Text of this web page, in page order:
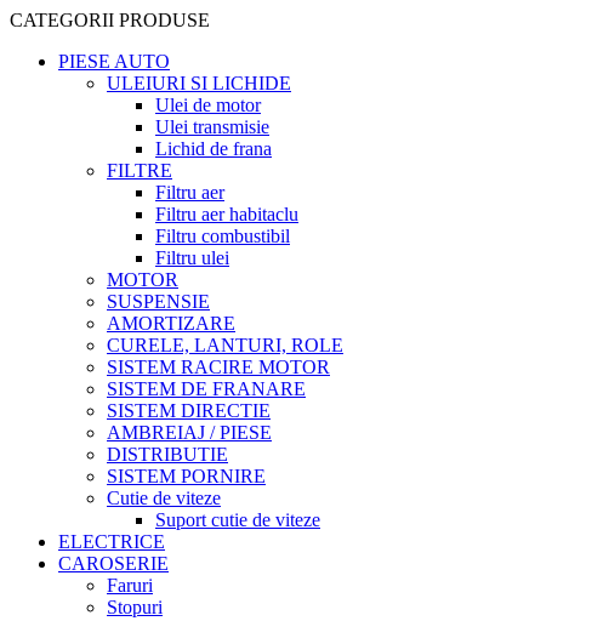
CATEGORII PRODUSE
PIESE AUTO
ULEIURI SI LICHIDE
Ulei de motor
Ulei transmisie
Lichid de frana
FILTRE
Filtru aer
Filtru aer habitaclu
Filtru combustibil
Filtru ulei
MOTOR
SUSPENSIE
AMORTIZARE
CURELE, LANTURI, ROLE
SISTEM RACIRE MOTOR
SISTEM DE FRANARE
SISTEM DIRECTIE
AMBREIAJ / PIESE
DISTRIBUTIE
SISTEM PORNIRE
Cutie de viteze
Suport cutie de viteze
ELECTRICE
CAROSERIE
Faruri
Stopuri